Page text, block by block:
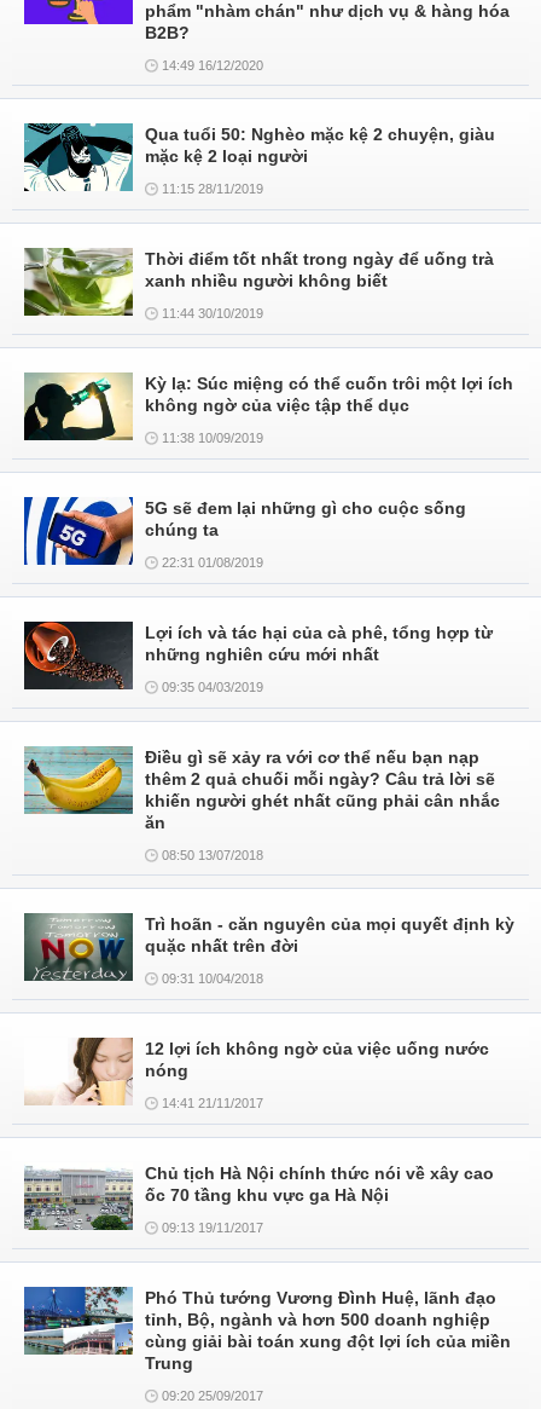
phẩm "nhàm chán" như dịch vụ & hàng hóa
B2B?
14:49 16/12/2020
Qua tuổi 50: Nghèo mặc kệ 2 chuyện, giàu
mặc kệ 2 loại người
11:15 28/11/2019
Thời điểm tốt nhất trong ngày để uống trà
xanh nhiều người không biết
11:44 30/10/2019
Kỳ lạ: Súc miệng có thể cuốn trôi một lợi ích
không ngờ của việc tập thể dục
11:38 10/09/2019
5G sẽ đem lại những gì cho cuộc sống
chúng ta
22:31 01/08/2019
Lợi ích và tác hại của cà phê, tổng hợp từ
những nghiên cứu mới nhất
09:35 04/03/2019
Điều gì sẽ xảy ra với cơ thể nếu bạn nạp
thêm 2 quả chuối mỗi ngày? Câu trả lời sẽ
khiến người ghét nhất cũng phải cân nhắc
ăn
08:50 13/07/2018
Trì hoãn - căn nguyên của mọi quyết định kỳ
quặc nhất trên đời
09:31 10/04/2018
12 lợi ích không ngờ của việc uống nước
nóng
14:41 21/11/2017
Chủ tịch Hà Nội chính thức nói về xây cao
ốc 70 tầng khu vực ga Hà Nội
09:13 19/11/2017
Phó Thủ tướng Vương Đình Huệ, lãnh đạo
tỉnh, Bộ, ngành và hơn 500 doanh nghiệp
cùng giải bài toán xung đột lợi ích của miền
Trung
09:20 25/09/2017